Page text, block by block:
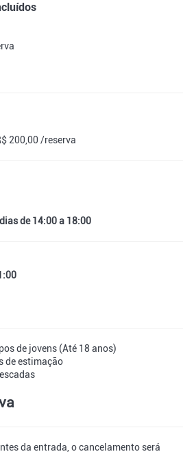
200,00 /reserva
de 14:00 a 18:00
de jovens (Até 18 anos)
de estimação
da entrada, o cancelamento será